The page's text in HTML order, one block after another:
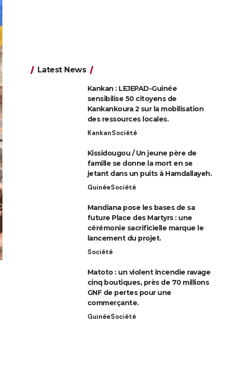
Latest News
Kankan : LEJEPAD-Guinée
sensibilise 50 citoyens de
Kankankoura 2 sur la mobilisation
des ressources locales.
KankanSociété
Kissidougou / Un jeune père de
famille se donne la mort en se
jetant dans un puits à Hamdallayeh.
GuinéeSociété
Mandiana pose les bases de sa
future Place des Martyrs : une
cérémonie sacrificielle marque le
lancement du projet.
Société
Matoto : un violent incendie ravage
cinq boutiques, près de 70 millions
GNF de pertes pour une
commerçante.
GuinéeSociété